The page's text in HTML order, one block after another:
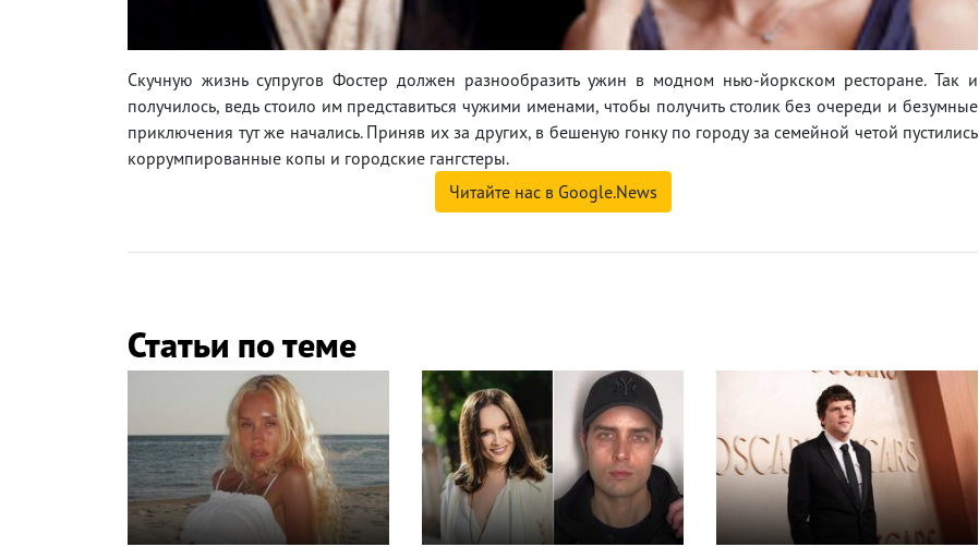
Скучную жизнь супругов Фостер должен разнообразить ужин в модном нью-йоркском ресторане. Так и
получилось, ведь стоило им представиться чужими именами, чтобы получить столик без очереди и безумные
приключения тут же начались. Приняв их за других, в бешеную гонку по городу за семейной четой пустились
коррумпированные копы и городские гангстеры.
Читайте нас в Google.News
Статьи по теме